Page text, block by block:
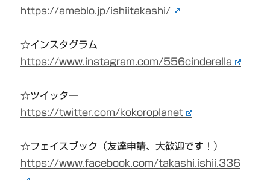
https://ameblo.jp/ishiitakashi/
☆インスタグラム
https://www.instagram.com/556cinderella
☆ツイッター
https://twitter.com/kokoroplanet
☆フェイスブック（友達申請、大歓迎です！）
https://www.facebook.com/takashi.ishii.336